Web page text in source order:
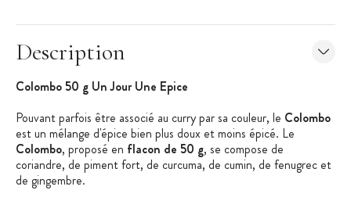
Description
Colombo 50 g Un Jour Une Epice
Pouvant parfois être associé au curry par sa couleur, le Colombo
est un mélange d'épice bien plus doux et moins épicé. Le
Colombo, proposé en flacon de 50 g, se compose de
coriandre, de piment fort, de curcuma, de cumin, de fenugrec et
de gingembre.